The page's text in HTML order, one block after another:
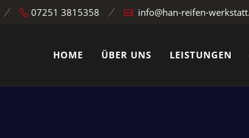
07251 3815358 info@han-reifen-
HOME ÜBER UNS LEISTUNGEN